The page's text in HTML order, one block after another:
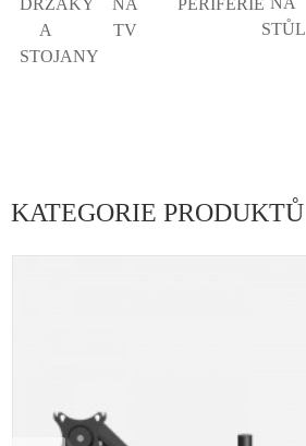
A
STOJANY
TV
STŮL
KATEGORIE PRODUKTŮ